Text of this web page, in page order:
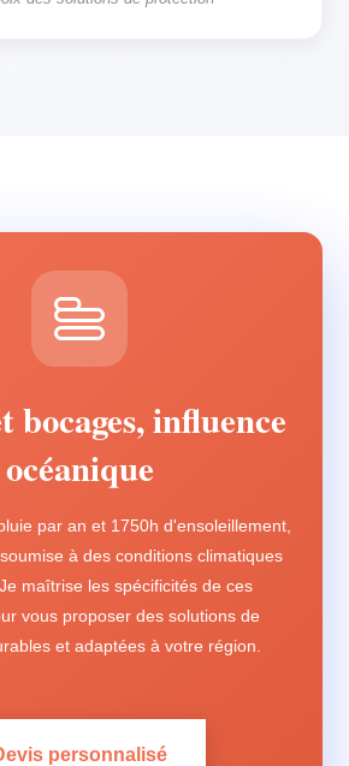
bocages, influence
océanique
par an et 1750h d'ensoleillement,
à des conditions climatiques
maîtrise les spécificités de ces
vous proposer des solutions de
et adaptées à votre région.
personnalisé